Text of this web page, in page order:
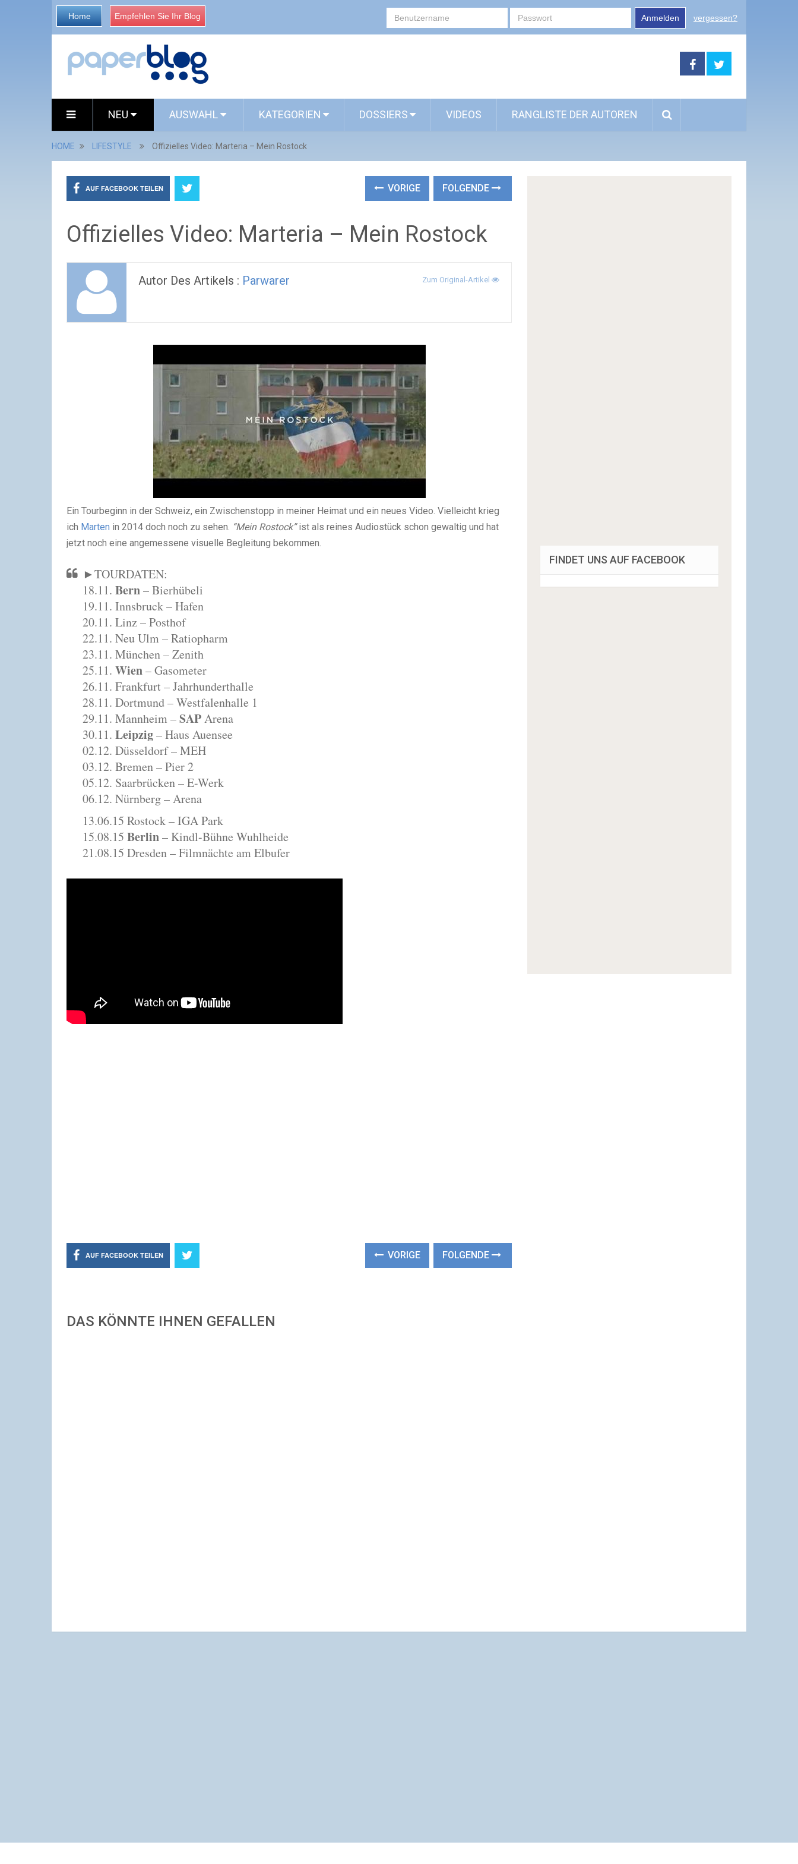
Home Empfehlen Sie Ihr Blog Anmelden vergessen?
NEU AUSWAHL KATEGORIEN DOSSIERS VIDEOS RANGLISTE DER AUTOREN
HOME LIFESTYLE Offizielles Video: Marteria – Mein Rostock
AUF FACEBOOK TEILEN VORIGE FOLGENDE
Offizielles Video: Marteria – Mein Rostock
Autor Des Artikels : Parwarer Zum Original-Artikel
Ein Tourbeginn in der Schweiz, ein Zwischenstopp in meiner Heimat und ein neues Video. Vielleicht krieg
ich Marten in 2014 doch noch zu sehen. “Mein Rostock”ist als reines Audiostück schon gewaltig und hat
jetzt noch eine angemessene visuelle Begleitung bekommen.
►TOURDATEN:
18.11. Bern– Bierhübeli
19.11. Innsbruck – Hafen
20.11. Linz – Posthof
22.11. Neu Ulm – Ratiopharm
23.11. München – Zenith
25.11. Wien– Gasometer
26.11. Frankfurt – Jahrhunderthalle
28.11. Dortmund – Westfalenhalle 1
29.11. Mannheim –SAPArena
30.11. Leipzig– Haus Auensee
02.12. Düsseldorf – MEH
03.12. Bremen – Pier 2
05.12. Saarbrücken – E-Werk
06.12. Nürnberg – Arena
13.06.15 Rostock – IGA Park
15.08.15 Berlin– Kindl-Bühne Wuhlheide
21.08.15 Dresden – Filmnächte am Elbufer
AUF FACEBOOK TEILEN VORIGE FOLGENDE
DAS KÖNNTE IHNEN GEFALLEN
FINDET UNS AUF FACEBOOK